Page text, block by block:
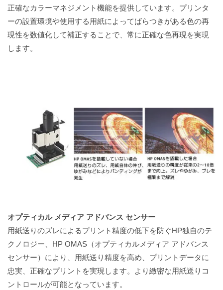
正確なカラーマネジメント機能を提供しています。プリンタ
ーの設置環境や使用する用紙によってばらつきがある色の再
現性を数値化して補正することで、常に正確な色再現を実現
します。
オプティカル メディア アドバンス センサー
用紙送りのズレによるプリント精度の低下を防ぐHP独自のテ
クノロジー、HP OMAS（オプティカルメディア アドバンス
センサー）により、用紙送り精度を高め、プリントデータに
忠実、正確なプリントを実現します。より緻密な用紙送りコ
ントロールが可能となっています。